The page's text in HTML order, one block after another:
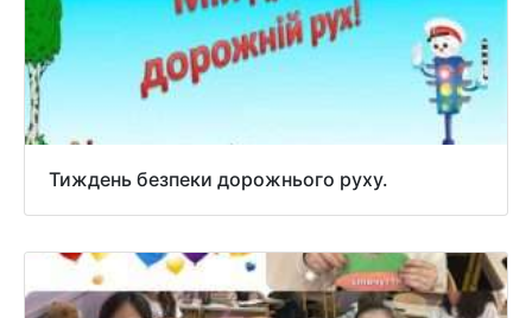
Тиждень безпеки дорожнього руху.